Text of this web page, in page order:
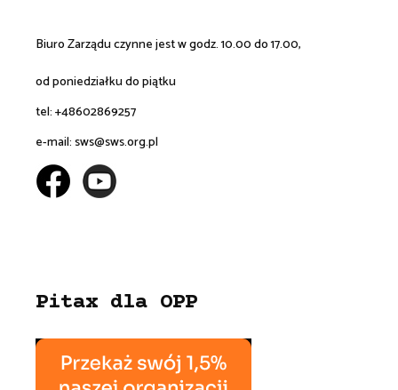
Biuro Zarządu czynne jest w godz. 10.00 do 17.00,
od poniedziałku do piątku
tel: +48602869257
e-mail:sws@sws.org.pl
Pitax dla OPP